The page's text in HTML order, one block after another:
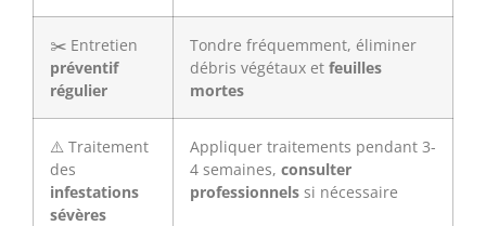
✂️ Entretien
préventif
régulier
Tondre fréquemment, éliminer
débris végétaux et feuilles
mortes
⚠️ Traitement
des
infestations
sévères
Appliquer traitements pendant 3-
4 semaines, consulter
professionnels si nécessaire